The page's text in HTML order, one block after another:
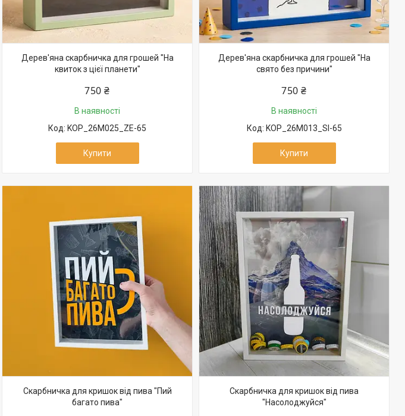
Дерев'яна скарбничка для грошей "На
квиток з цієї планети"
750 ₴
В наявності
KOP_26M025_ZE-65
Купити
Дерев'яна скарбничка для грошей "На
свято без причини"
750 ₴
В наявності
KOP_26M013_SI-65
Купити
Скарбничка для кришок від пива "Пий
багато пива"
Скарбничка для кришок від пива
"Насолоджуйся"